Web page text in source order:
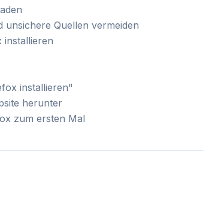
Quellen vermeiden
installieren
installieren"
herunter
zum ersten Mal